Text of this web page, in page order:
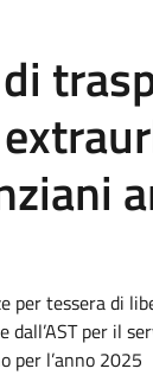
per tessera di
dall’AST per il
per l’anno 2025